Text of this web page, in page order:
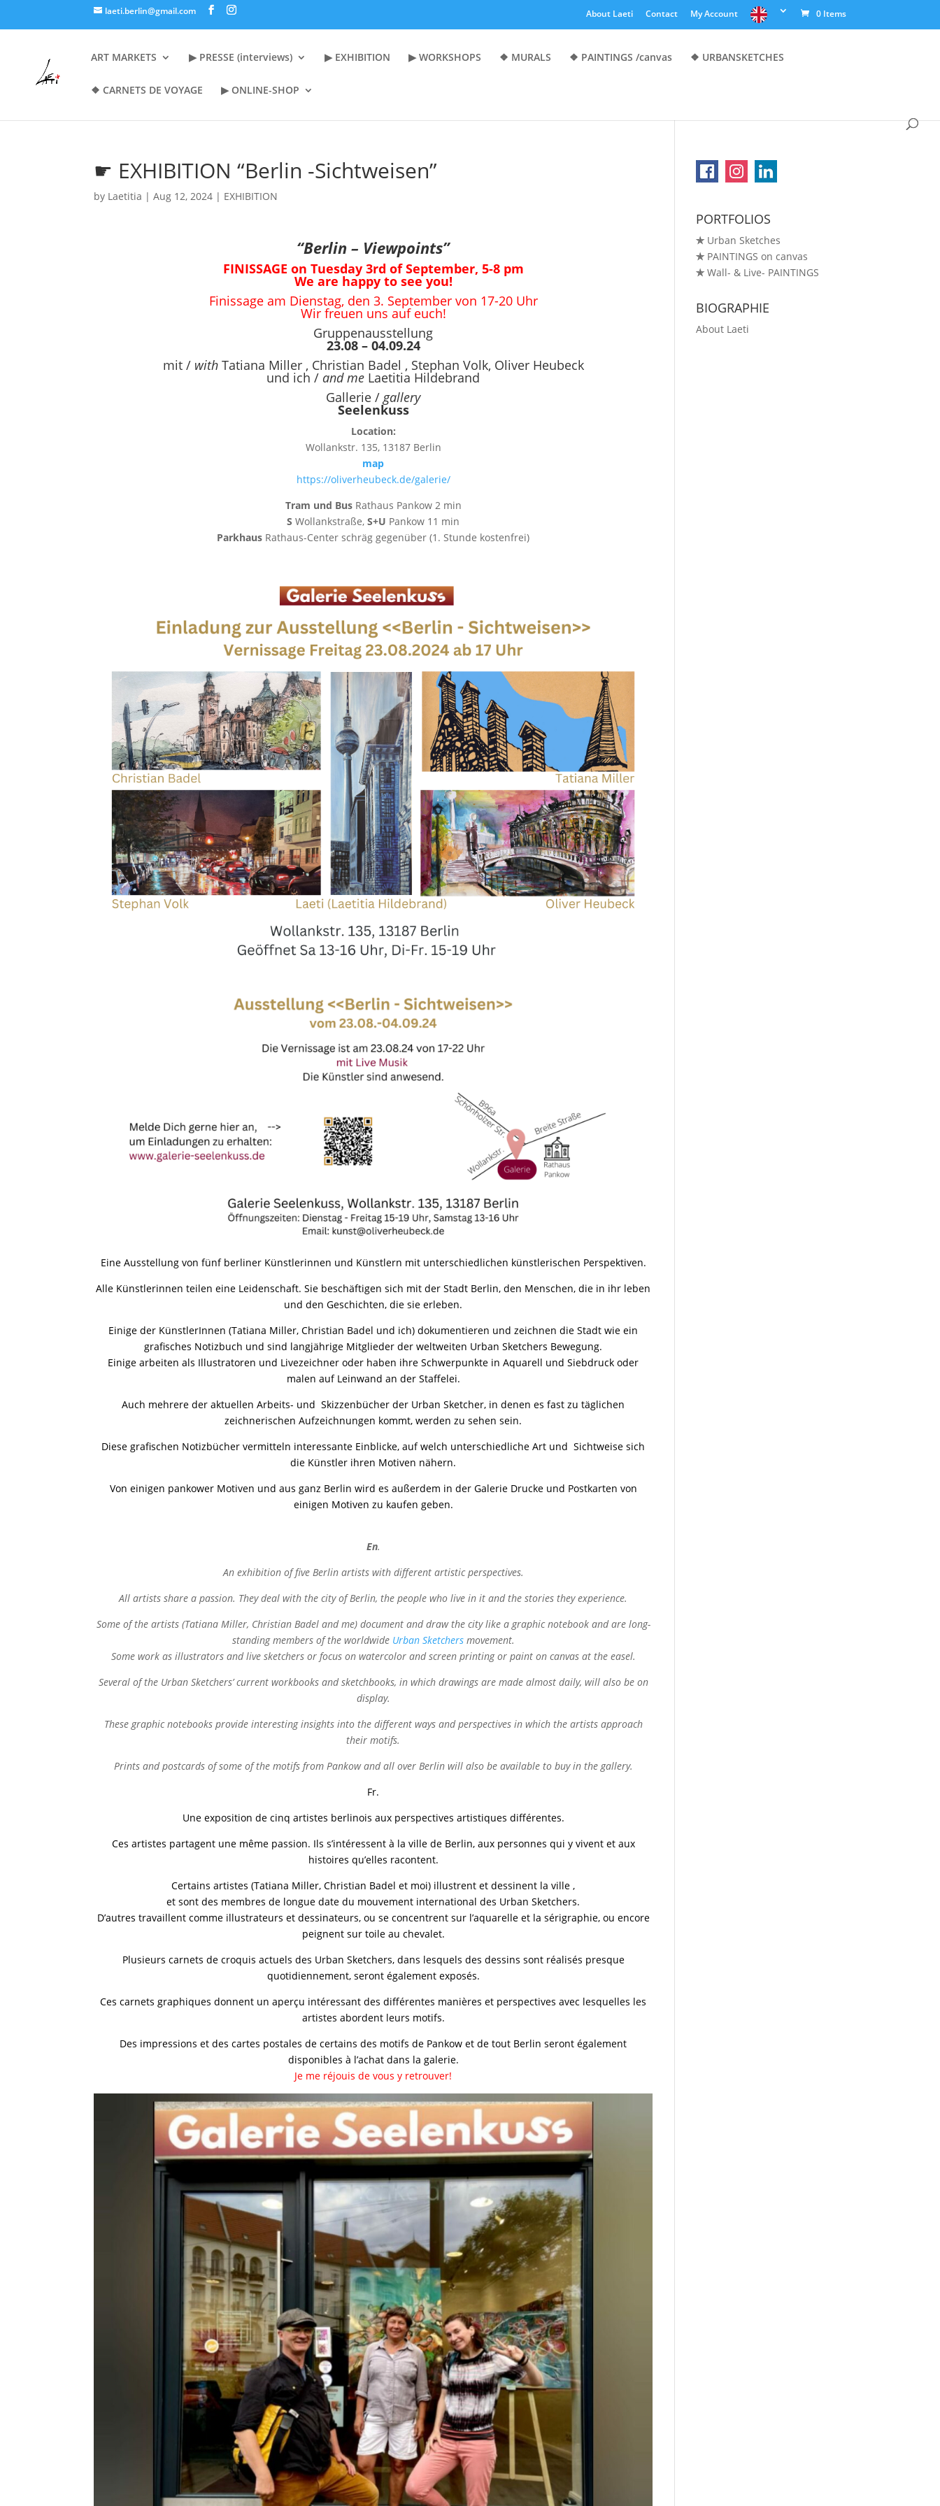
laeti.berlin@gmail.com About Laeti Contact My Account 0 Items
ART MARKETS ▶︎ PRESSE (interviews) ▶︎ EXHIBITION ▶︎ WORKSHOPS ❖ MURALS ❖ PAINTINGS /canvas ❖ URBANSKETCHES
❖ CARNETS DE VOYAGE ▶︎ ONLINE-SHOP
☛ EXHIBITION “Berlin -Sichtweisen”
by Laetitia |Aug 12, 2024 | EXHIBITION
“Berlin – Viewpoints”
FINISSAGE on Tuesday 3rd of September, 5-8 pm
We are happy to see you!
Finissage am Dienstag, den 3. September von 17-20 Uhr
Wir freuen uns auf euch!
Gruppenausstellung
23.08 – 04.09.24
mit / with Tatiana Miller, Christian Badel , Stephan Volk, Oliver Heubeck
und ich /and me Laetitia Hildebrand
Gallerie /gallery
Seelenkuss
Location:
Wollankstr. 135, 13187 Berlin
map
https://oliverheubeck.de/galerie/
Tram und BusRathaus Pankow 2 min
S Wollankstraße,S+U Pankow 11 min
Parkhaus Rathaus-Center schräg gegenüber (1. Stunde kostenfrei)
Eine Ausstellung von fünf berliner Künstlerinnen und Künstlern mit unterschiedlichen künstlerischen Perspektiven.
Alle Künstlerinnen teilen eine Leidenschaft. Sie beschäftigen sich mit der Stadt Berlin, den Menschen, die in ihr leben
und den Geschichten, die sie erleben.
Einige der KünstlerInnen (Tatiana Miller, Christian Badel und ich) dokumentieren und zeichnen die Stadt wie ein
grafisches Notizbuch und sind langjährige Mitglieder der weltweiten Urban Sketchers Bewegung.
Einige arbeiten als Illustratoren und Livezeichner oder haben ihre Schwerpunkte in Aquarell und Siebdruck oder
malen auf Leinwand an der Staffelei.
Auch mehrere der aktuellen Arbeits- und Skizzenbücher der Urban Sketcher, in denen es fast zu täglichen
zeichnerischen Aufzeichnungen kommt, werden zu sehen sein.
Diese grafischen Notizbücher vermitteln interessante Einblicke, auf welch unterschiedliche Art und Sichtweise sich
die Künstler ihren Motiven nähern.
Von einigen pankower Motiven und aus ganz Berlin wird es außerdem in der Galerie Drucke und Postkarten von
einigen Motiven zu kaufen geben.
En.
An exhibition of five Berlin artists with different artistic perspectives.
All artists share a passion. They deal with the city of Berlin, the people who live in it and the stories they experience.
Some of the artists (Tatiana Miller, Christian Badel and me) document and draw the city like a graphic notebook and are long-
standing members of the worldwide Urban Sketchersmovement.
Some work as illustrators and live sketchers or focus on watercolor and screen printing or paint on canvas at the easel.
Several of the Urban Sketchers’ current workbooks and sketchbooks, in which drawings are made almost daily, will also be on
display.
These graphic notebooks provide interesting insights into the different ways and perspectives in which the artists approach
their motifs.
Prints and postcards of some of the motifs from Pankow and all over Berlin will also be available to buy in the gallery.
Fr.
Une exposition de cinq artistes berlinois aux perspectives artistiques différentes.
Ces artistes partagent une même passion. Ils s’intéressent à la ville de Berlin, aux personnes qui y vivent et aux
histoires qu’elles racontent.
Certains artistes (Tatiana Miller, Christian Badel et moi) illustrent et dessinent la ville ,
et sont des membres de longue date du mouvement international des Urban Sketchers.
D’autres travaillent comme illustrateurs et dessinateurs, ou se concentrent sur l’aquarelle et la sérigraphie, ou encore
peignent sur toile au chevalet.
Plusieurs carnets de croquis actuels des Urban Sketchers, dans lesquels des dessins sont réalisés presque
quotidiennement, seront également exposés.
Ces carnets graphiques donnent un aperçu intéressant des différentes manières et perspectives avec lesquelles les
artistes abordent leurs motifs.
Des impressions et des cartes postales de certains des motifs de Pankow et de tout Berlin seront également
disponibles à l’achat dans la galerie.
Je me réjouis de vous y retrouver!
PORTFOLIOS
✯Urban Sketches
✯PAINTINGS on canvas
✯Wall- & Live- PAINTINGS
BIOGRAPHIE
About Laeti